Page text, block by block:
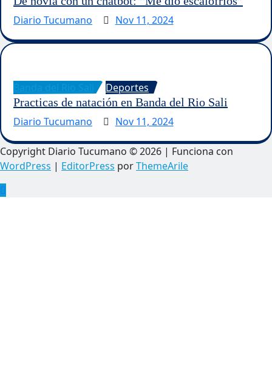
Diario Tucumano
Nov 11, 2024
Deportes
Practicas de natación en Banda del Rio Sali
Diario Tucumano
Nov 11, 2024
Copyright Diario Tucumano © 2026 | Funciona con
WordPress | EditorPress porThemeArile